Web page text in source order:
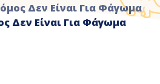
Δεν Είναι Για Φάγωμα
Δεν Είναι Για Φάγωμα